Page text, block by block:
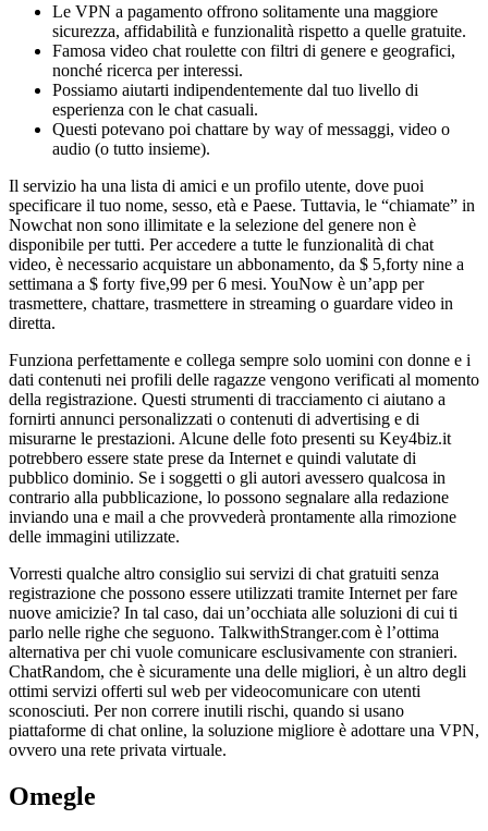
Le VPN a pagamento offrono solitamente una maggiore
sicurezza, affidabilità e funzionalità rispetto a quelle gratuite.
Famosa video chat roulette con filtri di genere e geografici,
nonché ricerca per interessi.
Possiamo aiutarti indipendentemente dal tuo livello di
esperienza con le chat casuali.
Questi potevano poi chattare by way of messaggi, video o
audio (o tutto insieme).
Il servizio ha una lista di amici e un profilo utente, dove puoi
specificare il tuo nome, sesso, età e Paese. Tuttavia, le “chiamate” in
Nowchat non sono illimitate e la selezione del genere non è
disponibile per tutti. Per accedere a tutte le funzionalità di chat
video, è necessario acquistare un abbonamento, da $ 5,forty nine a
settimana a $ forty five,99 per 6 mesi. YouNow è un’app per
trasmettere, chattare, trasmettere in streaming o guardare video in
diretta.
Funziona perfettamente e collega sempre solo uomini con donne e i
dati contenuti nei profili delle ragazze vengono verificati al momento
della registrazione. Questi strumenti di tracciamento ci aiutano a
fornirti annunci personalizzati o contenuti di advertising e di
misurarne le prestazioni. Alcune delle foto presenti su Key4biz.it
potrebbero essere state prese da Internet e quindi valutate di
pubblico dominio. Se i soggetti o gli autori avessero qualcosa in
contrario alla pubblicazione, lo possono segnalare alla redazione
inviando una e mail a che provvederà prontamente alla rimozione
delle immagini utilizzate.
Vorresti qualche altro consiglio sui servizi di chat gratuiti senza
registrazione che possono essere utilizzati tramite Internet per fare
nuove amicizie? In tal caso, dai un’occhiata alle soluzioni di cui ti
parlo nelle righe che seguono. TalkwithStranger.com è l’ottima
alternativa per chi vuole comunicare esclusivamente con stranieri.
ChatRandom, che è sicuramente una delle migliori, è un altro degli
ottimi servizi offerti sul web per videocomunicare con utenti
sconosciuti. Per non correre inutili rischi, quando si usano
piattaforme di chat online, la soluzione migliore è adottare una VPN,
ovvero una rete privata virtuale.
Omegle